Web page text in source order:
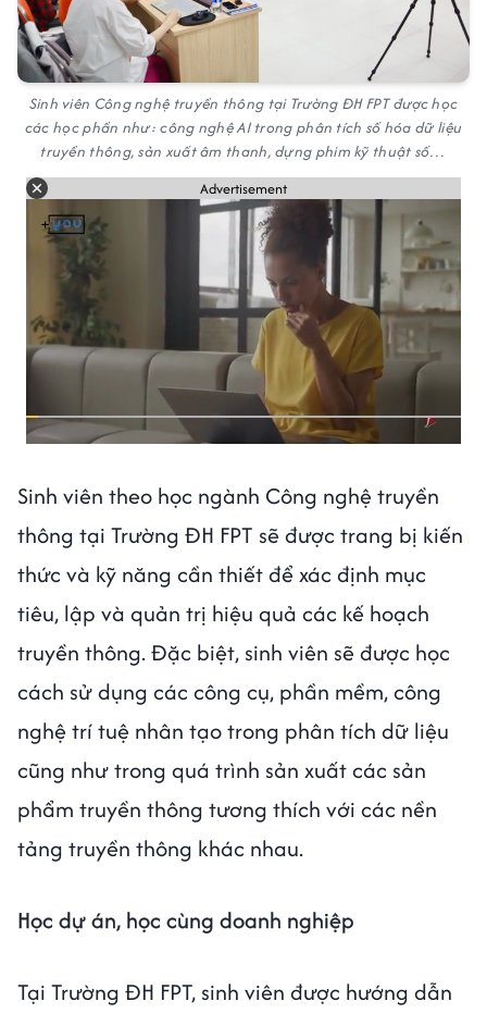
Sinh viên Công nghệ truyền thông tại Trường ĐH FPT được học
các học phần như: công nghệ AI trong phân tích số hóa dữ liệu
truyền thông, sản xuất âm thanh, dựng phim kỹ thuật số…
Advertisement
Sinh viên theo học ngành Công nghệ truyền
thông tại Trường ĐH FPT sẽ được trang bị kiến
thức và kỹ năng cần thiết để xác định mục
tiêu, lập và quản trị hiệu quả các kế hoạch
truyền thông. Đặc biệt, sinh viên sẽ được học
cách sử dụng các công cụ, phần mềm, công
nghệ trí tuệ nhân tạo trong phân tích dữ liệu
cũng như trong quá trình sản xuất các sản
phẩm truyền thông tương thích với các nền
tảng truyền thông khác nhau.
Học dự án, học cùng doanh nghiệp
Tại Trường ĐH FPT, sinh viên được hướng dẫn